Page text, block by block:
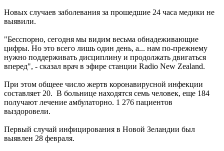
Новых случаев заболевания за прошедшие 24 часа медики не
выявили.
"Бесспорно, сегодня мы видим весьма обнадеживающие
цифры. Но это всего лишь один день, а... нам по-прежнему
нужно поддерживать дисциплину и продолжать двигаться
вперед", - сказал врач в эфире станции Radio New Zealand.
При этом общеее число жертв коронавирусной инфекции
составляет 20. В больнице находятся семь человек, еще 184
получают лечение амбулаторно. 1 276 пациентов
выздоровели.
Первый случай инфицирования в Новой Зеландии был
выявлен 28 февраля.